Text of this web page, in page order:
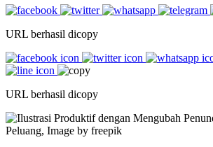
URL berhasil dicopy
URL berhasil dicopy